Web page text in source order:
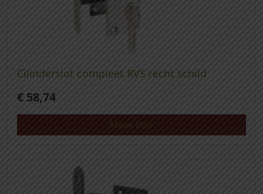
Cilinderslot compleet RVS recht schild
€ 58,74
Meer info